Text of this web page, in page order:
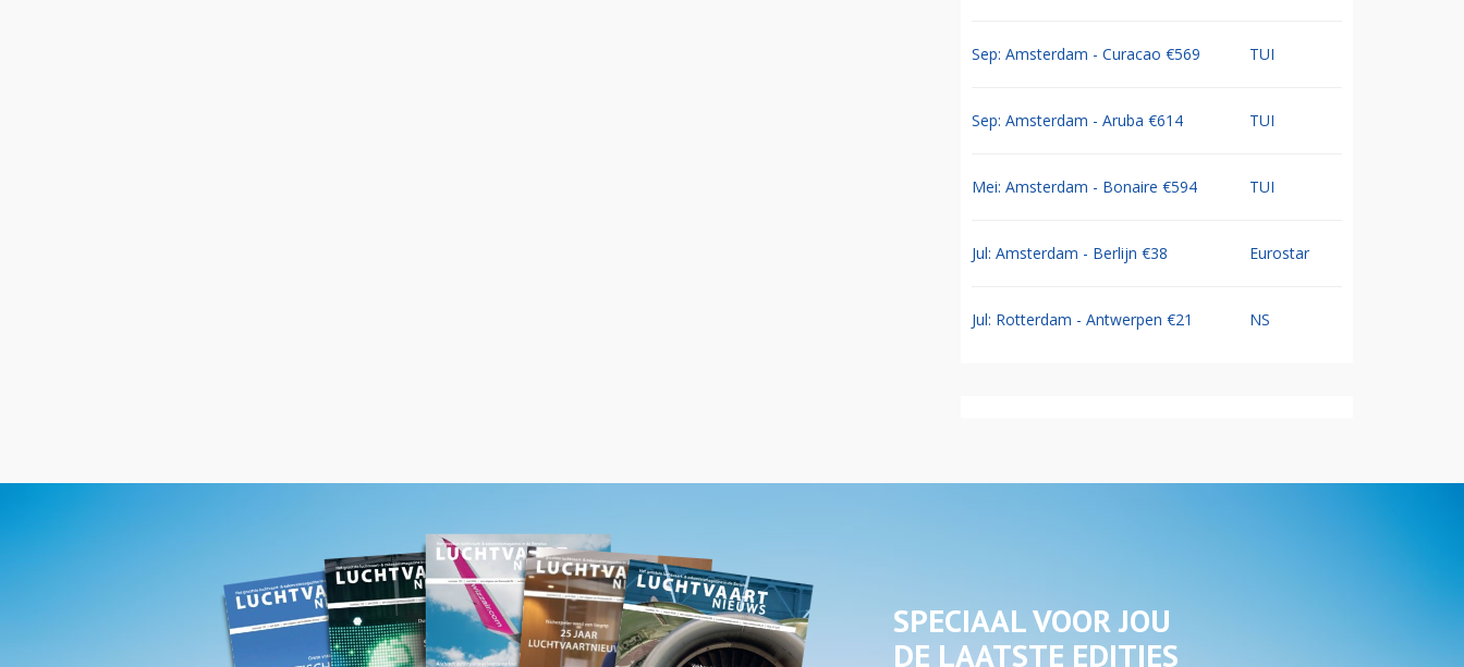
Sep: Amsterdam - Curacao €569 TUI
Sep: Amsterdam - Aruba €614 TUI
Mei: Amsterdam - Bonaire €594 TUI
Jul: Amsterdam - Berlijn €38 Eurostar
Jul: Rotterdam - Antwerpen €21 NS
SPECIAAL VOOR JOU
DE LAATSTE EDITIES